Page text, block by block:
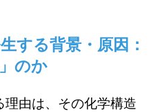
する背景・原因：
のか
由は、その化学構造